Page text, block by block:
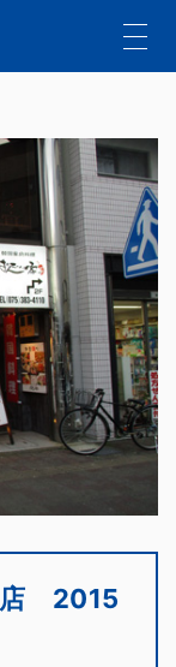
店 2015